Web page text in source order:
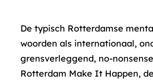
De typisch Rotterdamse
woorden als internationaal,
grensverleggend, no-
Rotterdam Make It Happen,